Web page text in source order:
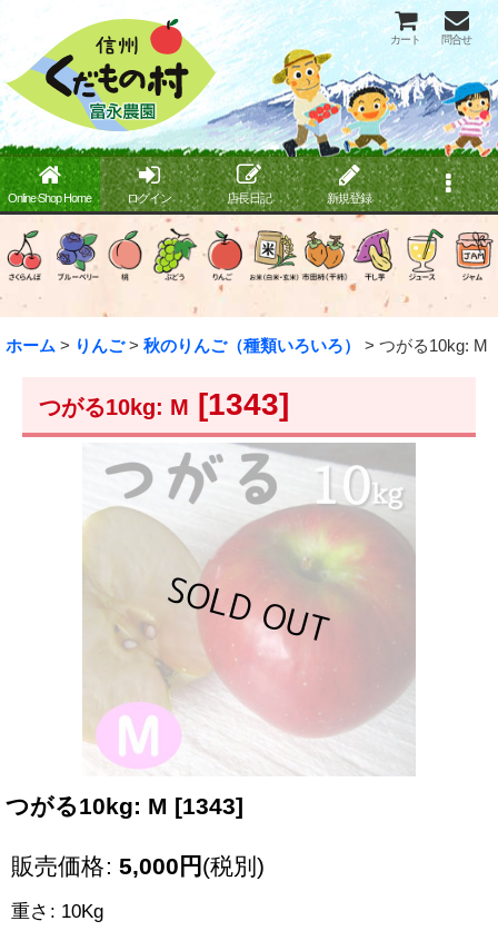
カート 問合せ
Online Shop Home ログイン 店長日記 新規登録
ホーム > りんご > 秋のりんご（種類いろいろ） > つがる10kg: M
つがる10kg: M [1343]
つがる10kg: M [1343]
販売価格: 5,000 円 (税別)
重さ : 10Kg